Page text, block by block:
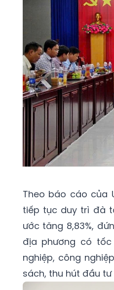
Theo báo cáo của
tiếp tục duy trì đà
ước tăng 8,83%,
địa phương có
nghiệp, công
sách, thu hút đầu